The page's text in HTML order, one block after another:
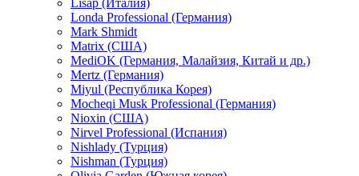
Lisap (Италия)
Londa Professional (Германия)
Mark Shmidt
Matrix (США)
MediOK (Германия, Малайзия, Китай и др.)
Mertz (Германия)
Miyul (Республика Корея)
Mocheqi Musk Professional (Германия)
Nioxin (США)
Nirvel Professional (Испания)
Nishlady (Турция)
Nishman (Турция)